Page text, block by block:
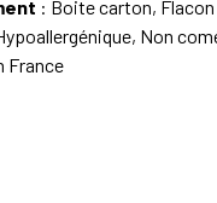
: Boite carton, Flacon
Non
France